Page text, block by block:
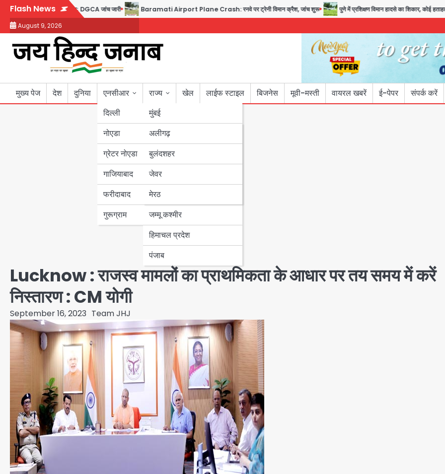
Skip
content
Flash News
पॉजिटिव, 17 घायल; DGCA जांच जारी Baramati Airport Plane Crash: रनवे पर ट्रेनी विमान क्रैश, जांच शुरू पुणे में प्रशिक्षण विमान हादसे का शिकार, कोई हताहत नहीं
August 9, 2026
मुख्य पेज देश दुनिया
एनसीआर
दिल्ली
नोएडा
ग्रेटर नोएडा
गाजियाबाद
फरीदाबाद
गुरूग्राम
राज्य
मुंबई
उत्तर प्रदेश
अलीगढ़
बुलंदशहर
जेवर
मेरठ
बिहार
पंजाब
हरियाणा
जम्मू कश्मीर
हिमाचल प्रदेश
पंजाब
खेल लाईफ स्टाइल बिजनेस मूवी-मस्ती वायरल खबरें ई-पेपर संपर्क करें
Lucknow : राजस्व मामलों का प्राथमिकता के आधार पर तय समय में करें
निस्तारण : CM योगी
September 16, 2023 Team JHJ